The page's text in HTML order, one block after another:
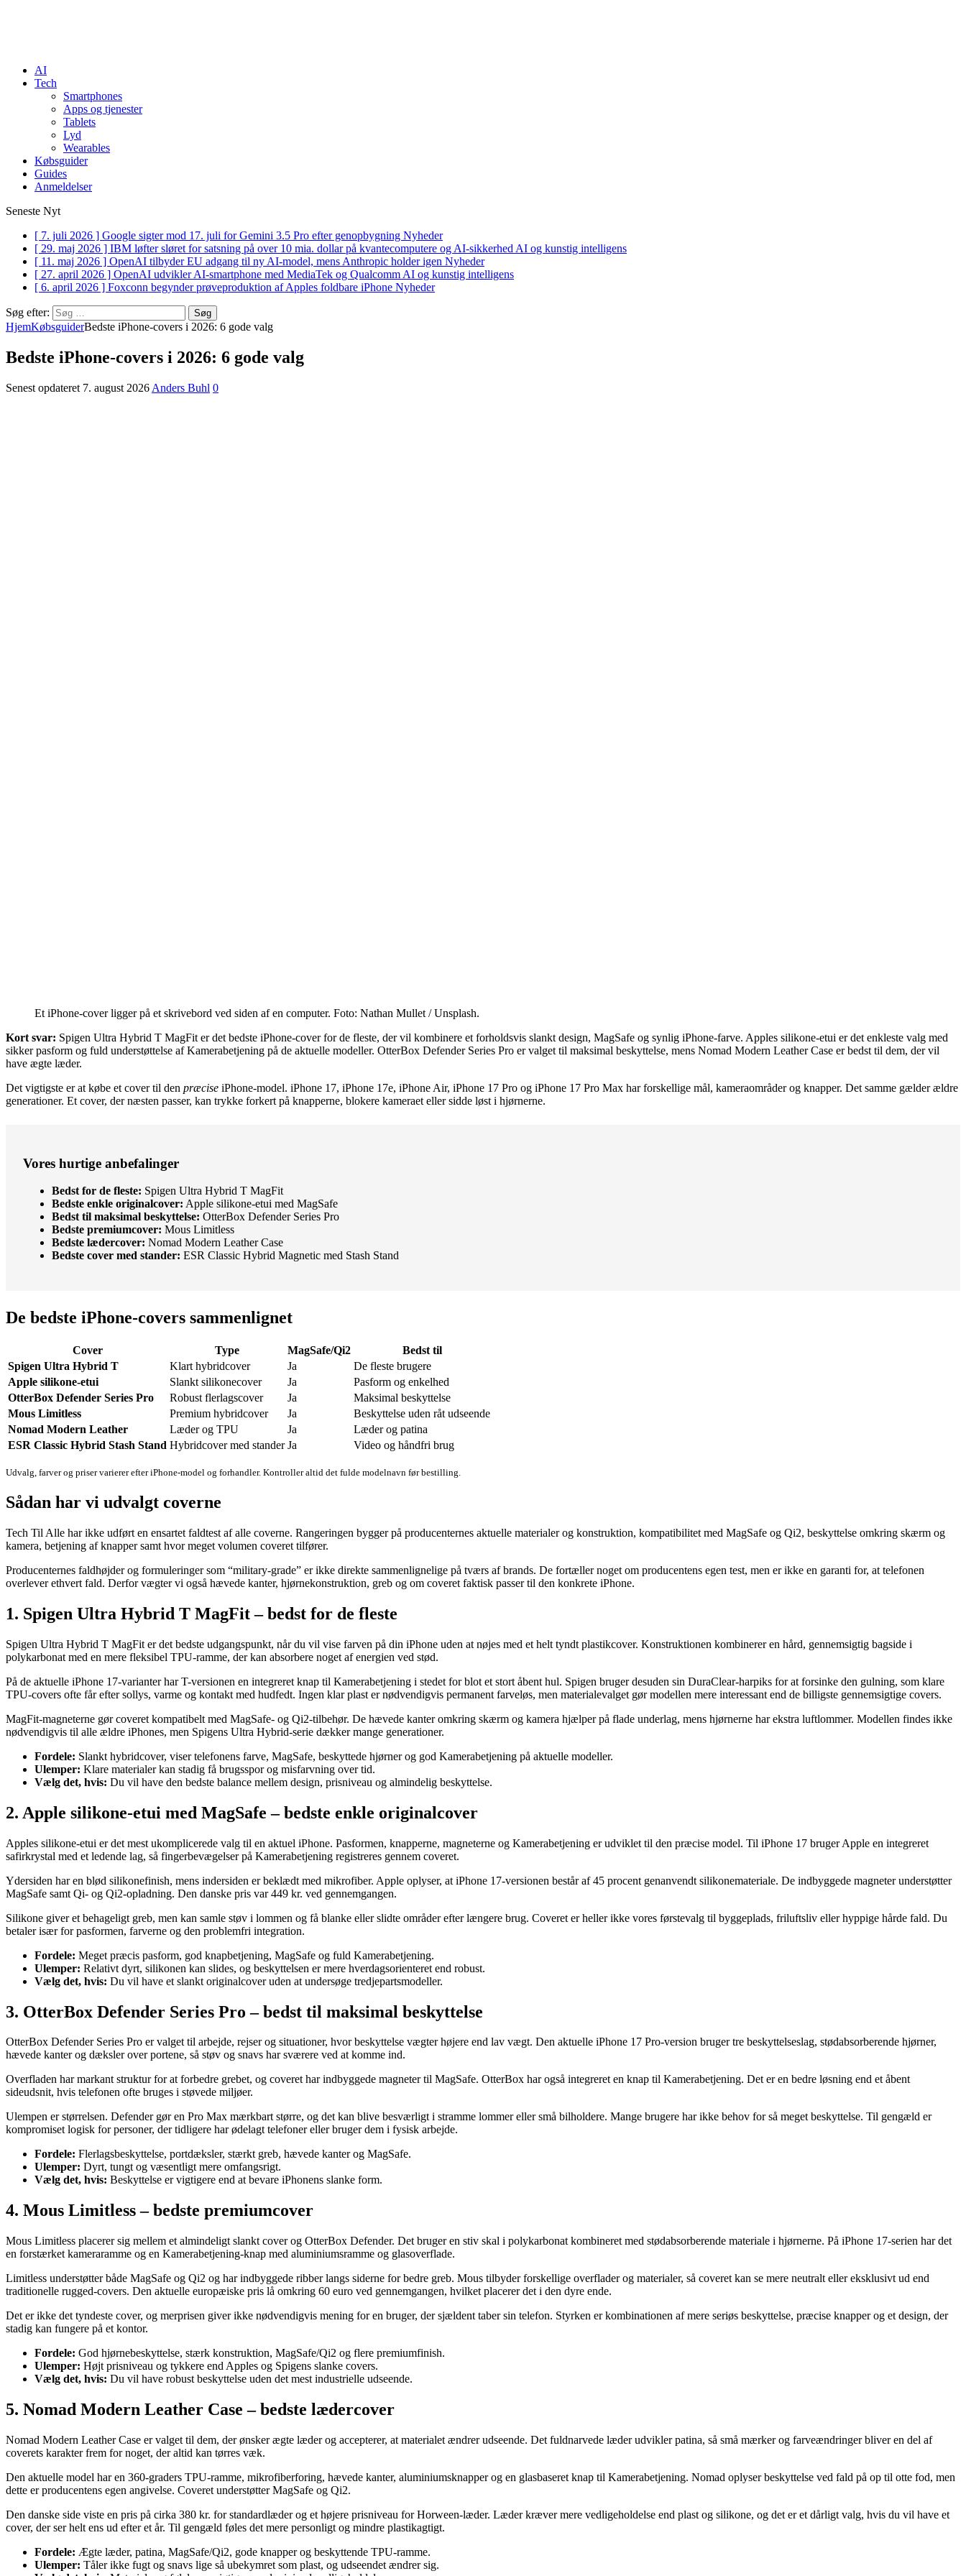
AI
Tech
Smartphones
Apps og tjenester
Tablets
Lyd
Wearables
Købsguider
Guides
Anmeldelser
Seneste Nyt
[ 7. juli 2026 ] Google sigter mod 17. juli for Gemini 3.5 Pro efter genopbygning Nyheder
[ 29. maj 2026 ] IBM løfter sløret for satsning på over 10 mia. dollar på kvantecomputere og AI-sikkerhed AI og kunstig intelligens
[ 11. maj 2026 ] OpenAI tilbyder EU adgang til ny AI-model, mens Anthropic holder igen Nyheder
[ 27. april 2026 ] OpenAI udvikler AI-smartphone med MediaTek og Qualcomm AI og kunstig intelligens
[ 6. april 2026 ] Foxconn begynder prøveproduktion af Apples foldbare iPhone Nyheder
Søg efter:
HjemKøbsguiderBedste iPhone-covers i 2026: 6 gode valg
Bedste iPhone-covers i 2026: 6 gode valg
Senest opdateret 7. august 2026 Anders Buhl 0
Et iPhone-cover ligger på et skrivebord ved siden af en computer. Foto: Nathan Mullet / Unsplash.
Kort svar: Spigen Ultra Hybrid T MagFit er det bedste iPhone-cover for de fleste, der vil kombinere et forholdsvis slankt design, MagSafe og synlig iPhone-farve. Apples silikone-etui er det enkleste valg med
sikker pasform og fuld understøttelse af Kamerabetjening på de aktuelle modeller. OtterBox Defender Series Pro er valget til maksimal beskyttelse, mens Nomad Modern Leather Case er bedst til dem, der vil
have ægte læder.
Det vigtigste er at købe et cover til den præcise iPhone-model. iPhone 17, iPhone 17e, iPhone Air, iPhone 17 Pro og iPhone 17 Pro Max har forskellige mål, kameraområder og knapper. Det samme gælder ældre
generationer. Et cover, der næsten passer, kan trykke forkert på knapperne, blokere kameraet eller sidde løst i hjørnerne.
Vores hurtige anbefalinger
Bedst for de fleste: Spigen Ultra Hybrid T MagFit
Bedste enkle originalcover: Apple silikone-etui med MagSafe
Bedst til maksimal beskyttelse: OtterBox Defender Series Pro
Bedste premiumcover: Mous Limitless
Bedste lædercover: Nomad Modern Leather Case
Bedste cover med stander: ESR Classic Hybrid Magnetic med Stash Stand
De bedste iPhone-covers sammenlignet
Cover Type MagSafe/Qi2
Bedst til
Spigen Ultra Hybrid T
Klart hybridcover Ja
De fleste brugere
Apple silikone-etui
Slankt silikonecover Ja
Pasform og enkelhed
OtterBox Defender Series Pro
Robust flerlagscover Ja
Maksimal beskyttelse
Mous Limitless
Premium hybridcover Ja
Beskyttelse uden råt udseende
Nomad Modern Leather
Læder og TPU Ja
Læder og patina
ESR Classic Hybrid Stash Stand Hybridcover med stander Ja Video og håndfri brug
Udvalg, farver og priser varierer efter iPhone-model og forhandler. Kontroller altid det fulde modelnavn før bestilling.
Sådan har vi udvalgt coverne
Tech Til Alle har ikke udført en ensartet faldtest af alle coverne. Rangeringen bygger på producenternes aktuelle materialer og konstruktion, kompatibilitet med MagSafe og Qi2, beskyttelse omkring skærm og
kamera, betjening af knapper samt hvor meget volumen coveret tilfører.
Producenternes faldhøjder og formuleringer som “military-grade” er ikke direkte sammenlignelige på tværs af brands. De fortæller noget om producentens egen test, men er ikke en garanti for, at telefonen
overlever ethvert fald. Derfor vægter vi også hævede kanter, hjørnekonstruktion, greb og om coveret faktisk passer til den konkrete iPhone.
1. Spigen Ultra Hybrid T MagFit – bedst for de fleste
Spigen Ultra Hybrid T MagFit er det bedste udgangspunkt, når du vil vise farven på din iPhone uden at nøjes med et helt tyndt plastikcover. Konstruktionen kombinerer en hård, gennemsigtig bagside i
polykarbonat med en mere fleksibel TPU-ramme, der kan absorbere noget af energien ved stød.
På de aktuelle iPhone 17-varianter har T-versionen en integreret knap til Kamerabetjening i stedet for blot et stort åbent hul. Spigen bruger desuden sin DuraClear-harpiks for at forsinke den gulning, som klare
TPU-covers ofte får efter sollys, varme og kontakt med hudfedt. Ingen klar plast er nødvendigvis permanent farveløs, men materialevalget gør modellen mere interessant end de billigste gennemsigtige covers.
MagFit-magneterne gør coveret kompatibelt med MagSafe- og Qi2-tilbehør. De hævede kanter omkring skærm og kamera hjælper på flade underlag, mens hjørnerne har ekstra luftlommer. Modellen findes ikke
nødvendigvis til alle ældre iPhones, men Spigens Ultra Hybrid-serie dækker mange generationer.
Fordele: Slankt hybridcover, viser telefonens farve, MagSafe, beskyttede hjørner og god Kamerabetjening på aktuelle modeller.
Ulemper: Klare materialer kan stadig få brugsspor og misfarvning over tid.
Vælg det, hvis: Du vil have den bedste balance mellem design, prisniveau og almindelig beskyttelse.
2. Apple silikone-etui med MagSafe – bedste enkle originalcover
Apples silikone-etui er det mest ukomplicerede valg til en aktuel iPhone. Pasformen, knapperne, magneterne og Kamerabetjening er udviklet til den præcise model. Til iPhone 17 bruger Apple en integreret
safirkrystal med et ledende lag, så fingerbevægelser på Kamerabetjening registreres gennem coveret.
Ydersiden har en blød silikonefinish, mens indersiden er beklædt med mikrofiber. Apple oplyser, at iPhone 17-versionen består af 45 procent genanvendt silikonemateriale. De indbyggede magneter understøtter
MagSafe samt Qi- og Qi2-opladning. Den danske pris var 449 kr. ved gennemgangen.
Silikone giver et behageligt greb, men kan samle støv i lommen og få blanke eller slidte områder efter længere brug. Coveret er heller ikke vores førstevalg til byggeplads, friluftsliv eller hyppige hårde fald. Du
betaler især for pasformen, farverne og den problemfri integration.
Fordele: Meget præcis pasform, god knapbetjening, MagSafe og fuld Kamerabetjening.
Ulemper: Relativt dyrt, silikonen kan slides, og beskyttelsen er mere hverdagsorienteret end robust.
Vælg det, hvis: Du vil have et slankt originalcover uden at undersøge tredjepartsmodeller.
3. OtterBox Defender Series Pro – bedst til maksimal beskyttelse
OtterBox Defender Series Pro er valget til arbejde, rejser og situationer, hvor beskyttelse vægter højere end lav vægt. Den aktuelle iPhone 17 Pro-version bruger tre beskyttelseslag, stødabsorberende hjørner,
hævede kanter og dæksler over portene, så støv og snavs har sværere ved at komme ind.
Overfladen har markant struktur for at forbedre grebet, og coveret har indbyggede magneter til MagSafe. OtterBox har også integreret en knap til Kamerabetjening. Det er en bedre løsning end et åbent
sideudsnit, hvis telefonen ofte bruges i støvede miljøer.
Ulempen er størrelsen. Defender gør en Pro Max mærkbart større, og det kan blive besværligt i stramme lommer eller små bilholdere. Mange brugere har ikke behov for så meget beskyttelse. Til gengæld er
kompromiset logisk for personer, der tidligere har ødelagt telefoner eller bruger dem i fysisk arbejde.
Fordele: Flerlagsbeskyttelse, portdæksler, stærkt greb, hævede kanter og MagSafe.
Ulemper: Dyrt, tungt og væsentligt mere omfangsrigt.
Vælg det, hvis: Beskyttelse er vigtigere end at bevare iPhonens slanke form.
4. Mous Limitless – bedste premiumcover
Mous Limitless placerer sig mellem et almindeligt slankt cover og OtterBox Defender. Det bruger en stiv skal i polykarbonat kombineret med stødabsorberende materiale i hjørnerne. På iPhone 17-serien har det
en forstærket kameraramme og en Kamerabetjening-knap med aluminiumsramme og glasoverflade.
Limitless understøtter både MagSafe og Qi2 og har indbyggede ribber langs siderne for bedre greb. Mous tilbyder forskellige overflader og materialer, så coveret kan se mere neutralt eller eksklusivt ud end
traditionelle rugged-covers. Den aktuelle europæiske pris lå omkring 60 euro ved gennemgangen, hvilket placerer det i den dyre ende.
Det er ikke det tyndeste cover, og merprisen giver ikke nødvendigvis mening for en bruger, der sjældent taber sin telefon. Styrken er kombinationen af mere seriøs beskyttelse, præcise knapper og et design, der
stadig kan fungere på et kontor.
Fordele: God hjørnebeskyttelse, stærk konstruktion, MagSafe/Qi2 og flere premiumfinish.
Ulemper: Højt prisniveau og tykkere end Apples og Spigens slanke covers.
Vælg det, hvis: Du vil have robust beskyttelse uden det mest industrielle udseende.
5. Nomad Modern Leather Case – bedste lædercover
Nomad Modern Leather Case er valget til dem, der ønsker ægte læder og accepterer, at materialet ændrer udseende. Det fuldnarvede læder udvikler patina, så små mærker og farveændringer bliver en del af
coverets karakter frem for noget, der altid kan tørres væk.
Den aktuelle model har en 360-graders TPU-ramme, mikrofiberforing, hævede kanter, aluminiums­knapper og en glasbaseret knap til Kamerabetjening. Nomad oplyser beskyttelse ved fald på op til otte fod, men
dette er producentens egen angivelse. Coveret understøtter MagSafe og Qi2.
Den danske side viste en pris på cirka 380 kr. for standardlæder og et højere prisniveau for Horween-læder. Læder kræver mere vedligeholdelse end plast og silikone, og det er et dårligt valg, hvis du vil have et
cover, der ser helt ens ud efter et år. Til gengæld føles det mere personligt og mindre plastikagtigt.
Fordele: Ægte læder, patina, MagSafe/Qi2, gode knapper og beskyttende TPU-ramme.
Ulemper: Tåler ikke fugt og snavs lige så ubekymret som plast, og udseendet ændrer sig.